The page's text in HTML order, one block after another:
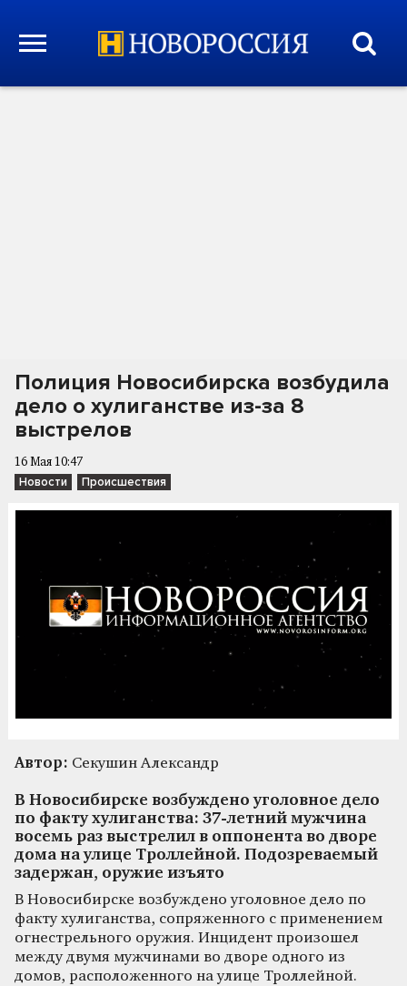
Полиция Новосибирска возбудила
дело о хулиганстве из-за 8
выстрелов
16 Мая 10:47
Новости Происшествия
Автор: Секушин Александр
В Новосибирске возбуждено уголовное дело
по факту хулиганства: 37-летний мужчина
восемь раз выстрелил в оппонента во дворе
дома на улице Троллейной. Подозреваемый
задержан, оружие изъято
В Новосибирске возбуждено уголовное дело по
факту хулиганства, сопряженного с применением
огнестрельного оружия. Инцидент произошел
между двумя мужчинами во дворе одного из
домов, расположенного на улице Троллейной.